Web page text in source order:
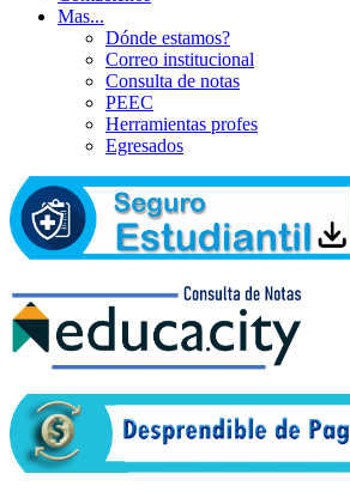
Mas...
Dónde estamos?
Correo institucional
Consulta de notas
PEEC
Herramientas profes
Egresados